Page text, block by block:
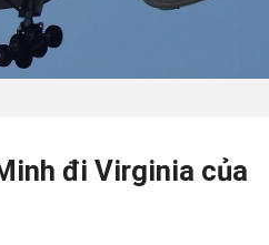
đi Virginia của